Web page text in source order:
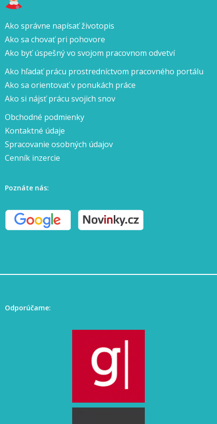
Ako správne napísať životopis
Ako sa chovať pri pohovore
Ako byť úspešný vo svojom pracovnom odvetví
Ako hľadať prácu prostredníctvom pracovného portálu
Ako sa orientovať v ponukách práce
Ako si nájsť prácu svojich snov
Obchodné podmienky
Kontaktné údaje
Spracovanie osobných údajov
Cenník inzercie
Poznáte nás:
Odporúčame: